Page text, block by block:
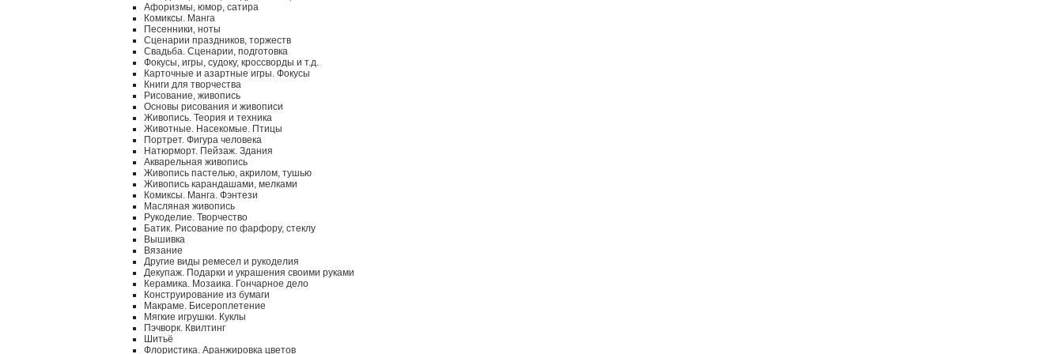
Афоризмы, юмор, сатира
Комиксы. Манга
Песенники, ноты
Сценарии праздников, торжеств
Свадьба. Сценарии, подготовка
Фокусы, игры, судоку, кроссворды и т.д.
Карточные и азартные игры. Фокусы
Книги для творчества
Рисование, живопись
Основы рисования и живописи
Живопись. Теория и техника
Животные. Насекомые. Птицы
Портрет. Фигура человека
Натюрморт. Пейзаж. Здания
Акварельная живопись
Живопись пастелью, акрилом, тушью
Живопись карандашами, мелками
Комиксы. Манга. Фэнтези
Масляная живопись
Рукоделие. Творчество
Батик. Рисование по фарфору, стеклу
Вышивка
Вязание
Другие виды ремесел и рукоделия
Декупаж. Подарки и украшения своими руками
Керамика. Мозаика. Гончарное дело
Конструирование из бумаги
Макраме. Бисероплетение
Мягкие игрушки. Куклы
Пэчворк. Квилтинг
Шитьё
Флористика. Аранжировка цветов